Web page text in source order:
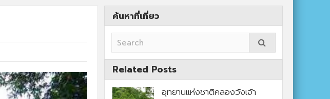
ค้นหาที่เที่ยว
Related Posts
อุทยานแห่งชาติคลองวังเจ้า